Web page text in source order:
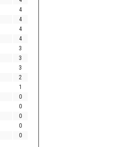
4
4
4
4
3
3
3
2
1
0
0
0
0
0